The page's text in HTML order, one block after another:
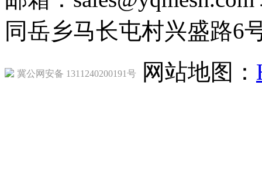
同岳乡马长屯村兴盛路6
冀公网安备 1311240200191号 网站地图：